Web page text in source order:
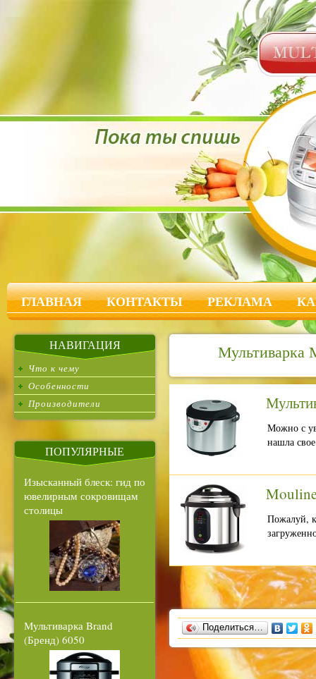
ГЛАВНАЯ КОНТАКТЫ РЕКЛАМА
Мультиварка
Можно с
нашла
Пожалуй,
Поделиться…
НАВИГАЦИЯ
Что к чему
Особенности
Производители
ПОПУЛЯРНЫЕ
Изысканный блеск: гид по
ювелирным сокровищам
столицы
Мультиварка Brand
(Бренд) 6050